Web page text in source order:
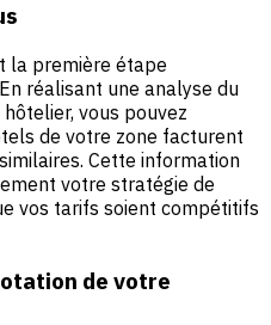
la première étape
En réalisant une analyse du
vous pouvez
de votre zone facturent
Cette information
votre stratégie de
vos tarifs soient compétitifs
de votre